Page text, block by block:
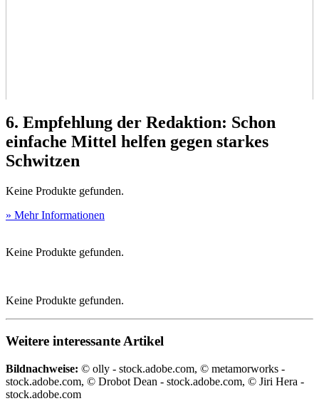
6. Empfehlung der Redaktion: Schon
einfache Mittel helfen gegen starkes
Schwitzen
Keine Produkte gefunden.
» Mehr Informationen
Keine Produkte gefunden.
Keine Produkte gefunden.
Weitere interessante Artikel
Bildnachweise: © olly - stock.adobe.com, © metamorworks -
stock.adobe.com, © Drobot Dean - stock.adobe.com, © Jiri Hera -
stock.adobe.com